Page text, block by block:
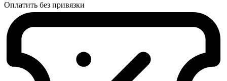
Оплатить без привязки